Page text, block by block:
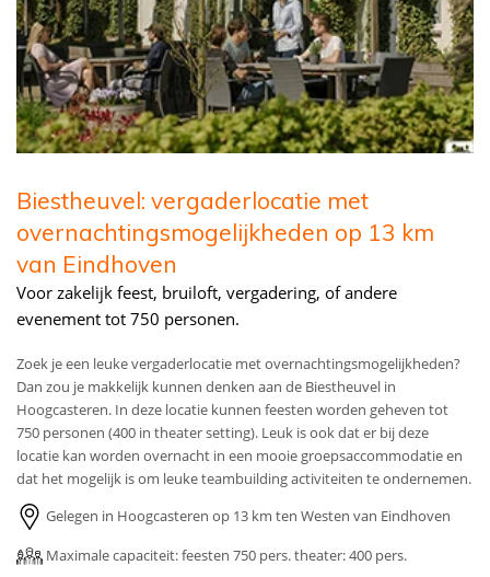
Biestheuvel: vergaderlocatie met
overnachtingsmogelijkheden op 13 km
van Eindhoven
Voor zakelijk feest, bruiloft, vergadering, of andere
evenement tot 750 personen.
Zoek je een leuke vergaderlocatie met overnachtingsmogelijkheden?
Dan zou je makkelijk kunnen denken aan de Biestheuvel in
Hoogcasteren. In deze locatie kunnen feesten worden geheven tot
750 personen (400 in theater setting). Leuk is ook dat er bij deze
locatie kan worden overnacht in een mooie groepsaccommodatie en
dat het mogelijk is om leuke teambuilding activiteiten te ondernemen.
Gelegen in Hoogcasteren op 13 km ten Westen van Eindhoven
Maximale capaciteit: feesten 750 pers. theater: 400 pers.